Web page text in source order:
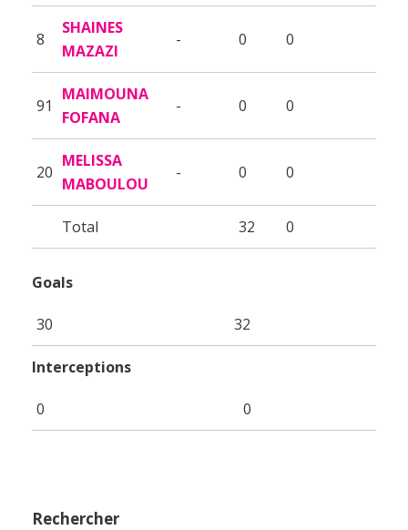
8
SHAINES
MAZAZI
- 0 0
91
MAIMOUNA
FOFANA
- 0 0
20
MELISSA
MABOULOU
- 0 0
Total 32 0
Goals
30 32
Interceptions
0 0
Rechercher